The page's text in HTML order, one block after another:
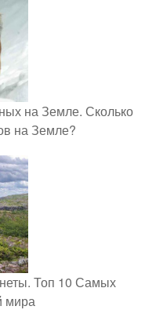
на Земле. Сколько
на Земле?
Топ 10 Самых
мира